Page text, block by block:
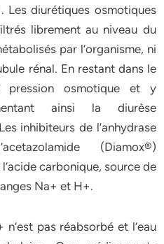
Les diurétiques osmotiques
librement au niveau du
par l’organisme, ni
rénal. En restant dans le
pression osmotique et y
ainsi la diurèse
inhibiteurs de l’anhydrase
(Diamox®)
carbonique, source de
Na+ et H+.
pas réabsorbé et l’eau